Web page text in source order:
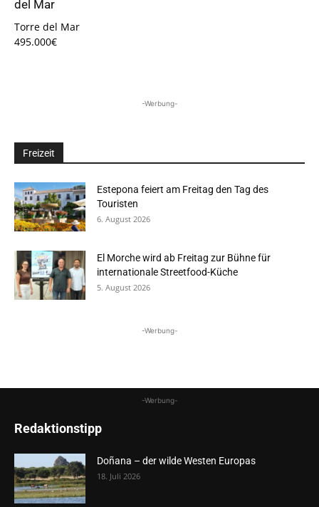
del Mar
Torre del Mar
495.000€
-Werbung-
Freizeit
Estepona feiert am Freitag den Tag des
Touristen
6. August 2026
El Morche wird ab Freitag zur Bühne für
internationale Streetfood-Küche
5. August 2026
-Werbung-
-Werbung-
Redaktionstipp
Doñana – der wilde Westen Europas
18. Juli 2026